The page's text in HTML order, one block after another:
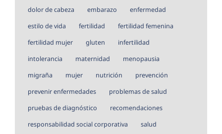
dolor de cabeza
embarazo
enfermedad
estilo de vida
fertilidad
fertilidad femenina
fertilidad mujer
gluten
infertilidad
intolerancia
maternidad
menopausia
migraña
mujer nutrición
prevención
prevenir enfermedades
problemas de salud
pruebas de diagnóstico
recomendaciones
responsabilidad social corporativa
salud